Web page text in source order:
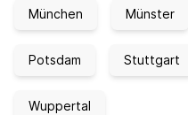
München Münster
Potsdam Stuttgart
Wuppertal